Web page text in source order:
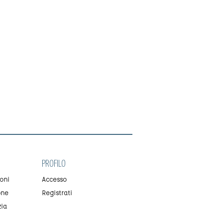
PROFILO
Accesso
Registrati